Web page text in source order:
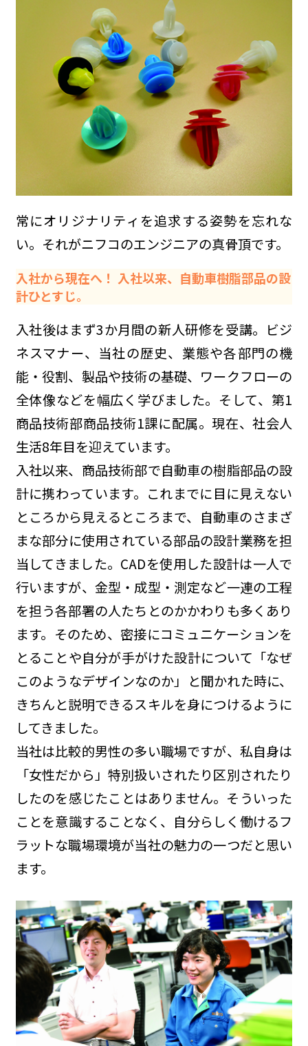
常にオリジナリティを追求する姿勢を忘れな
い。それがニフコのエンジニアの真骨頂です。
入社から現在へ！ 入社以来、自動車樹脂部品の設
計ひとすじ。
入社後はまず3か月間の新人研修を受講。ビジ
ネスマナー、当社の歴史、業態や各部門の機
能・役割、製品や技術の基礎、ワークフローの
全体像などを幅広く学びました。そして、第1
商品技術部商品技術1課に配属。現在、社会人
生活8年目を迎えています。
入社以来、商品技術部で自動車の樹脂部品の設
計に携わっています。これまでに目に見えない
ところから見えるところまで、自動車のさまざ
まな部分に使用されている部品の設計業務を担
当してきました。CADを使用した設計は一人で
行いますが、金型・成型・測定など一連の工程
を担う各部署の人たちとのかかわりも多くあり
ます。そのため、密接にコミュニケーションを
とることや自分が手がけた設計について「なぜ
このようなデザインなのか」と聞かれた時に、
きちんと説明できるスキルを身につけるように
してきました。
当社は比較的男性の多い職場ですが、私自身は
「女性だから」特別扱いされたり区別されたり
したのを感じたことはありません。そういった
ことを意識することなく、自分らしく働けるフ
ラットな職場環境が当社の魅力の一つだと思い
ます。